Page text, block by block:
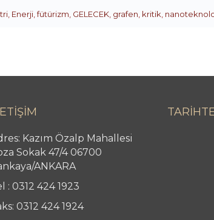
Enerji ,fütürizm GELECEK grafen kritik
Kazım Özalp Mahallesi
Sokak 47/4 06700
ANKARA
: 0312 424 1923
0312 424 1924